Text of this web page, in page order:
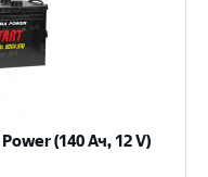
(140 Ач, 12 V)